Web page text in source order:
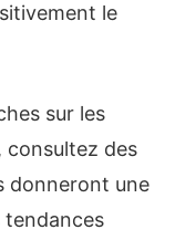
le
sur les
consultez des
donneront une
tendances